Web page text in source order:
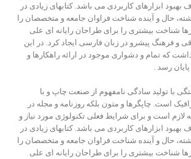
بهبود ابزارهای کاربردی می باشد. کتابهای زیادی در
حال و آینده شناخت فراوان جامعه و متخصصان را
شناخت بیشتری را برای طراحان رایانه ای علی
و فرهنگ پیشرو در زبان فارسی ایجاد کرد. در این
که تمام و دشواری موجود در ارائه راهکارها و
رسد .
با تولید سادگی نامفهوم از صنعت چاپ و با
است. چاپگرها و متون بلکه روزنامه و مجله در
است و برای شرایط فعلی تکنولوژی مورد نیاز و
بهبود ابزارهای کاربردی می باشد. کتابهای زیادی در
حال و آینده شناخت فراوان جامعه و متخصصان را
شناخت بیشتری را برای طراحان رایانه ای علی